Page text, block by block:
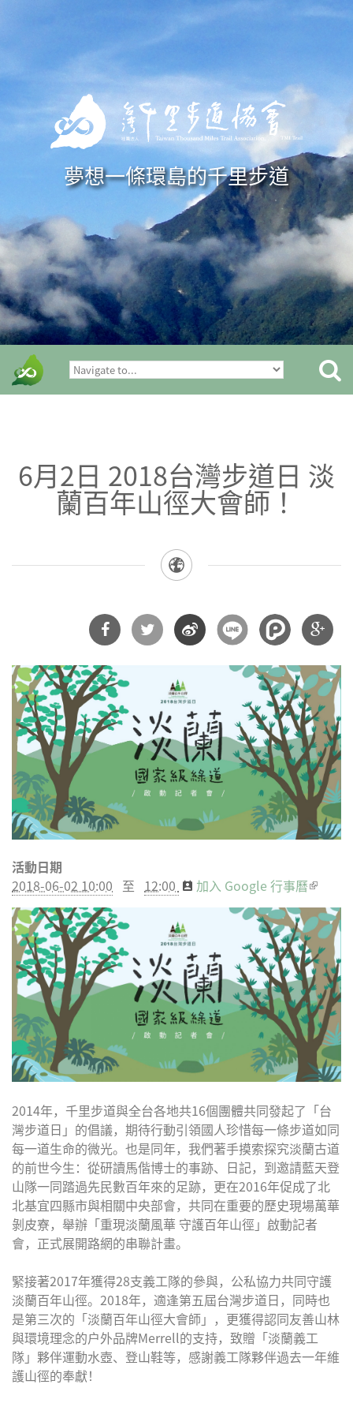
夢想一條環島的千里步道
6月2日 2018台灣步道日 淡
蘭百年山徑大會師！
分享
到
FacebookTwitter
到微
博
分享
到
Google
Plus
活動日期
2018-06-02 10:00 至 12:00 加入 Google 行事曆(link is
2014年，千里步道與全台各地共16個團體共同發起了「台
灣步道日」的倡議，期待行動引領國人珍惜每一條步道如同
每一道生命的微光。也是同年，我們著手摸索探究淡蘭古道
的前世今生：從研讀馬偕博士的事跡、日記，到邀請藍天登
山隊一同踏過先民數百年來的足跡，更在2016年促成了北
北基宜四縣市與相關中央部會，共同在重要的歷史現場萬華
剝皮寮，舉辦「重現淡蘭風華 守護百年山徑」啟動記者
會，正式展開路網的串聯計畫。
緊接著2017年獲得28支義工隊的參與，公私協力共同守護
淡蘭百年山徑。2018年，適逢第五屆台灣步道日，同時也
是第三次的「淡蘭百年山徑大會師」，更獲得認同友善山林
與環境理念的戶外品牌Merrell的支持，致贈「淡蘭義工
隊」夥伴運動水壺、登山鞋等，感謝義工隊夥伴過去一年維
護山徑的奉獻！